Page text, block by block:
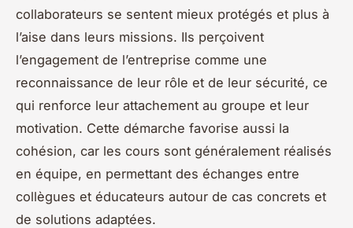
collaborateurs se sentent mieux protégés et plus à
l’aise dans leurs missions. Ils perçoivent
l’engagement de l’entreprise comme une
reconnaissance de leur rôle et de leur sécurité, ce
qui renforce leur attachement au groupe et leur
motivation. Cette démarche favorise aussi la
cohésion, car les cours sont généralement réalisés
en équipe, en permettant des échanges entre
collègues et éducateurs autour de cas concrets et
de solutions adaptées.